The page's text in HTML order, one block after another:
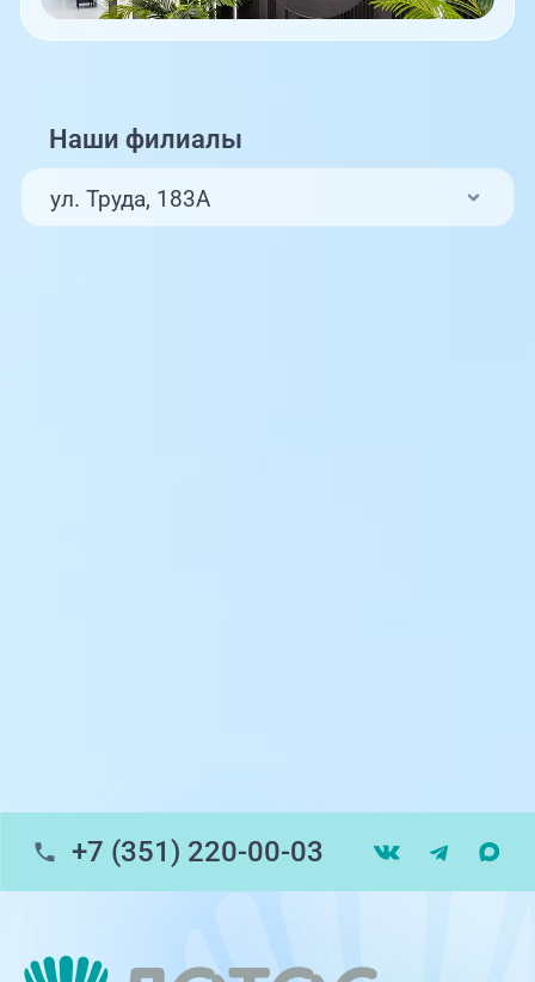
Наши филиалы
ул. Труда, 183А
помощь)
Профосмотры, ул.Труда, 183Б
г. Златоуст, ул. Щербакова 2, строение 1
+7 (351) 220-00-03